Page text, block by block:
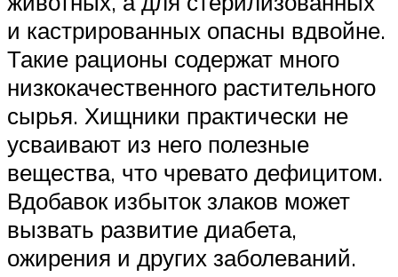
и кастрированных опасны вдвойне.
Такие рационы содержат много
низкокачественного растительного
сырья. Хищники практически не
усваивают из него полезные
вещества, что чревато дефицитом.
Вдобавок избыток злаков может
вызвать развитие диабета,
ожирения и других заболеваний.